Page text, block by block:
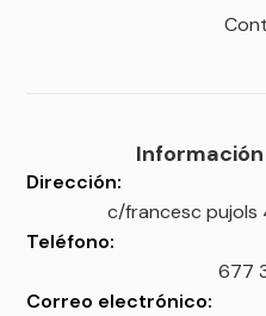
Dirección:
c/francesc pujols
Teléfono:
677
Correo electrónico: